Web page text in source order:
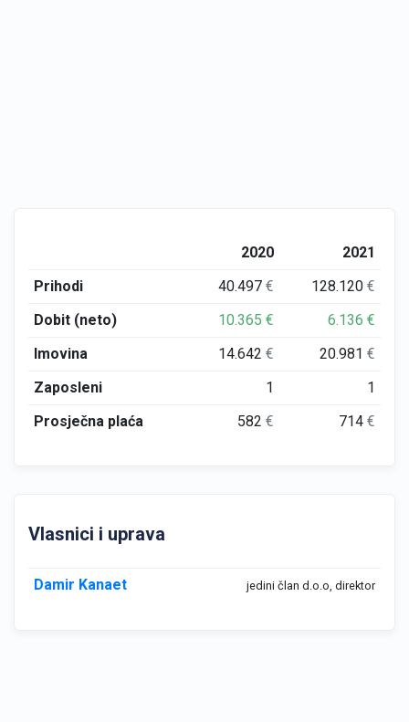
2020
2021
Prihodi
40.497€ 128.120€
Dobit (neto)
10.365€ 6.136€
Imovina
14.642€ 20.981€
Zaposleni
1
1
Prosječna plaća
582€ 714€
Vlasnici i uprava
Damir Kanaet jedini član d.o.o, direktor